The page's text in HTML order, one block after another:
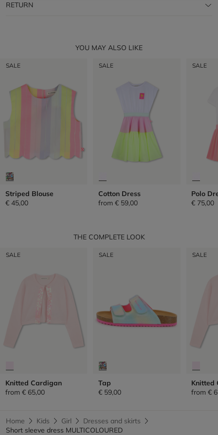
RETURN
YOU MAY ALSO LIKE
SALE
Striped Blouse
€ 45,00
SALE
Cotton Dress
from € 59,00
SALE
Polo
€ 75,00
THE COMPLETE LOOK
SALE
Knitted Cardigan
from € 65,00
SALE
Tap
€ 59,00
SALE
Knitted
from€
Home Kids Girl
Dresses and skirts
Short sleeve dress MULTICOLOURED